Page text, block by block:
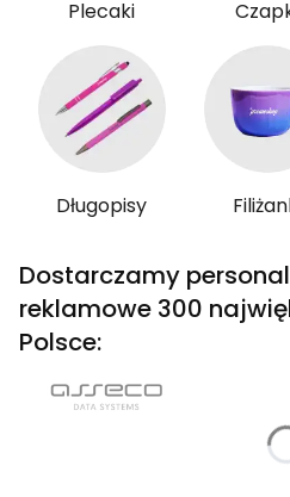
Plecaki
Długopisy
Dostarczamy
reklamowe 300
Polsce: